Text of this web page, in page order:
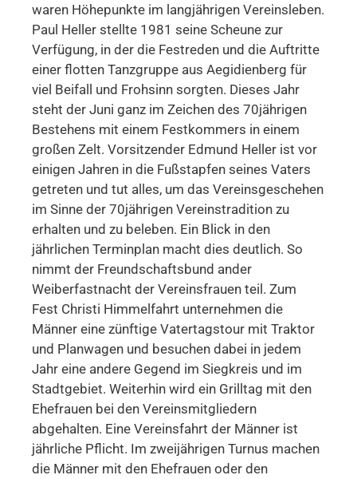
waren Höhepunkte im langjährigen Vereinsleben.
Paul Heller stellte 1981 seine Scheune zur
Verfügung, in der die Festreden und die Auftritte
einer flotten Tanzgruppe aus Aegidienberg für
viel Beifall und Frohsinn sorgten. Dieses Jahr
steht der Juni ganz im Zeichen des 70jährigen
Bestehens mit einem Festkommers in einem
großen Zelt. Vorsitzender Edmund Heller ist vor
einigen Jahren in die Fußstapfen seines Vaters
getreten und tut alles, um das Vereinsgeschehen
im Sinne der 70jährigen Vereinstradition zu
erhalten und zu beleben. Ein Blick in den
jährlichen Terminplan macht dies deutlich. So
nimmt der Freundschaftsbund ander
Weiberfastnacht der Vereinsfrauen teil. Zum
Fest Christi Himmelfahrt unternehmen die
Männer eine zünftige Vatertagstour mit Traktor
und Planwagen und besuchen dabei in jedem
Jahr eine andere Gegend im Siegkreis und im
Stadtgebiet. Weiterhin wird ein Grilltag mit den
Ehefrauen bei den Vereinsmitgliedern
abgehalten. Eine Vereinsfahrt der Männer ist
jährliche Pflicht. Im zweijährigen Turnus machen
die Männer mit den Ehefrauen oder den